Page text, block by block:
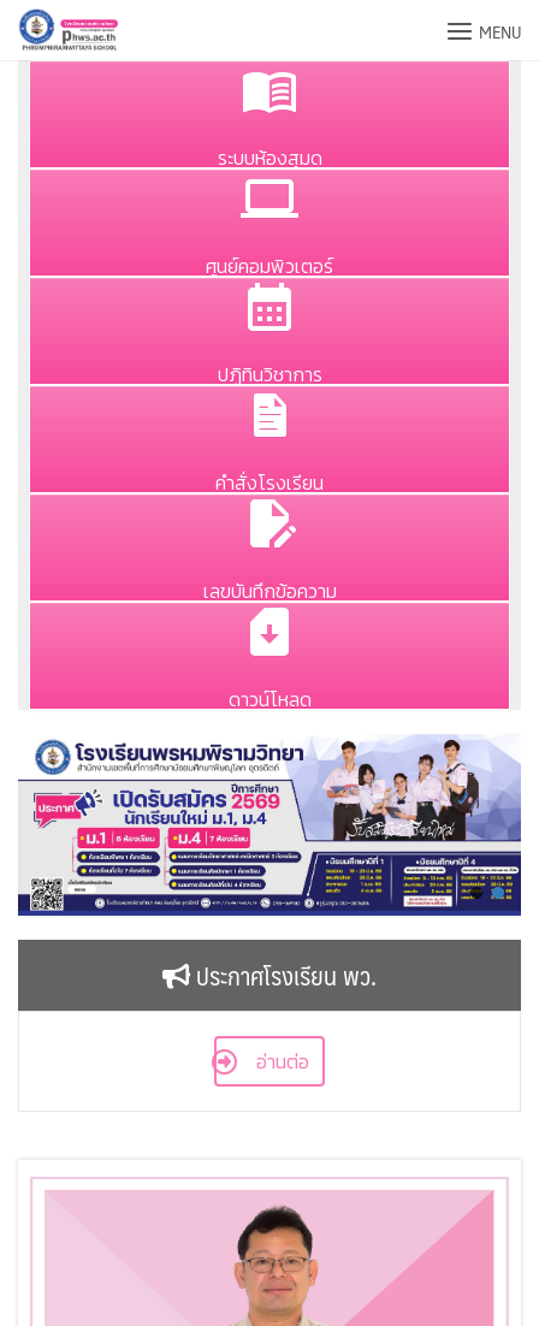
Skip
MENU
ระบบห้องสุมด
ศูนย์คอมพิวเตอร์
ปฏิทินวิชาการ
คำสั่งโรงเรียน
เลขบันทึกข้อความ
ดาวน์โหลด
ประกาศโรงเรียน พว.
อ่านต่อ